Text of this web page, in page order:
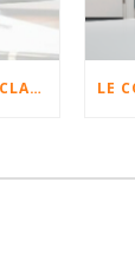
MÉTHODE FOCA : DÉCIDER AVEC CLARTÉ GRÂCE AUX FAITS, OPINIONS, CHANGEMENTS ET ACTIONS